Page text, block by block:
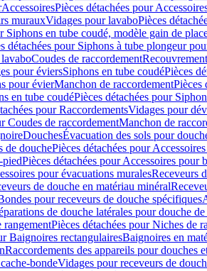
AccessoiresPièces détachées pour
murauxVidages pour lavaboPièces
Siphons en tube coudé, modèle gain de
détachées pour Siphons à tube plongeur
Coudes de raccordement
pour éviersSiphons en tube coudéPièces
pour évierManchon de raccordementPièces
en tube coudéPièces détachées pour
pour RaccordementsVidages pour
Coudes de raccordementManchon de
DouchesÉvacuation des sols pour
de douchePièces détachées pour
piedPièces détachées pour Accessoires pour
pour évacuations muralesReceveurs
de douche en matériau minéral
pour receveurs de douche spécifiques
de douche latérales pour douche
rangementPièces détachées pour Niches de
Baignoires rectangulairesBaignoires en
Raccordements des appareils pour douches
bondeVidages pour receveurs de